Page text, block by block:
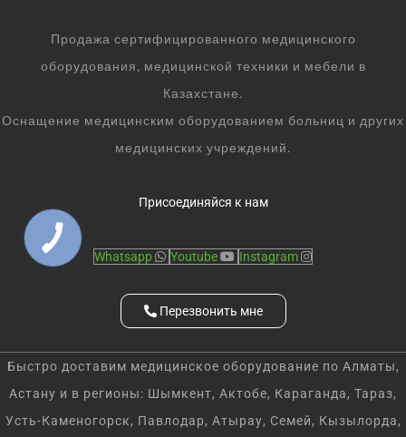
Продажа сертифицированного медицинского
оборудования, медицинской техники и мебели в
Казахстане.
Оснащение медицинским оборудованием больниц и других
медицинских учреждений.
Присоединяйся к нам
Whatsapp Youtube Instagram
Перезвонить мне
Быстро доставим медицинское оборудование по Алматы,
Астану и в регионы: Шымкент, Актобе, Караганда, Тараз,
Усть-Каменогорск, Павлодар, Атырау, Семей, Кызылорда,